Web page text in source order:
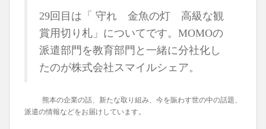
29回目は「 守れ 金魚の灯 高級な観
賞用切り札」についてです。MOMOの
派遣部門を教育部門と一緒に分社化し
たのが株式会社スマイルシェア。
熊本の企業の話、新たな取り組み、今を賑わす世の中の話題、
派遣の情報などをお届けしています。